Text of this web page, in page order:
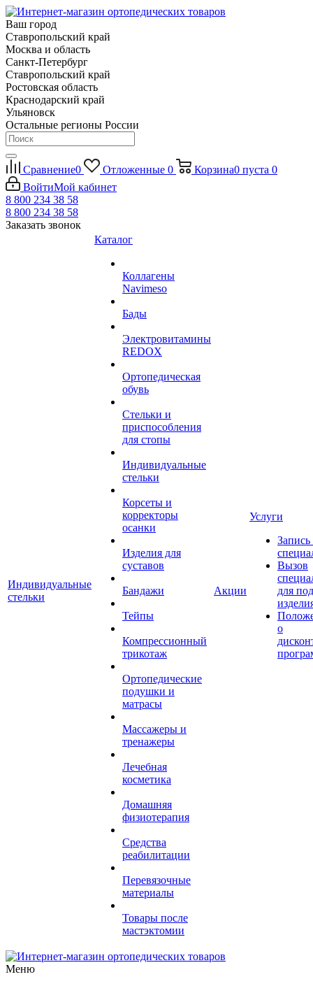
Ваш город
Ставропольский край
Москва и область
Санкт-Петербург
Ставропольский край
Ростовская область
Краснодарский край
Ульяновск
Остальные регионы России
Сравнение0 Отложенные 0 Корзина0 пуста 0
ВойтиМой кабинет
8 800 234 38 58
8 800 234 38 58
Заказать звонок
Индивидуальные
стельки
Каталог
Коллагены
Navimeso
Бады
Электровитамины
REDOX
Ортопедическая
обувь
Стельки и
приспособления
для стопы
Индивидуальные
стельки
Корсеты и
корректоры
осанки
Изделия для
суставов
Бандажи
Тейпы
Компрессионный
трикотаж
Ортопедические
подушки и
матрасы
Массажеры и
тренажеры
Лечебная
косметика
Домашняя
физиотерапия
Средства
реабилитации
Перевязочные
материалы
Товары после
мастэктомии
Акции
Услуги
Запись
Вызов
для
о
Меню